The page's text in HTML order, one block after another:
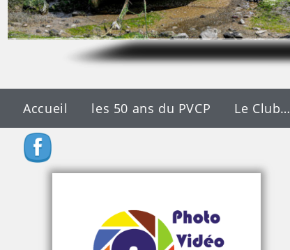
Accueil les 50 ans du PVCP Le Club…